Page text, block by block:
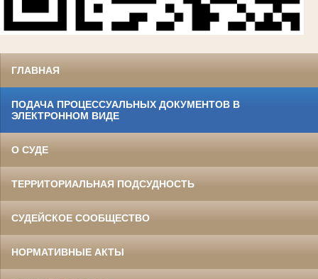
ГЛАВНАЯ
ПОДАЧА ПРОЦЕССУАЛЬНЫХ ДОКУМЕНТОВ В
ЭЛЕКТРОННОМ ВИДЕ
О СУДЕ
ТЕРРИТОРИАЛЬНАЯ ПОДСУДНОСТЬ
СУДЕЙСКОЕ СООБЩЕСТВО
НОРМАТИВНЫЕ АКТЫ